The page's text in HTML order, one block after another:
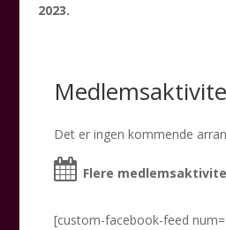
2023.
Det er ingen kommende
Flere
[custom-facebook-feed